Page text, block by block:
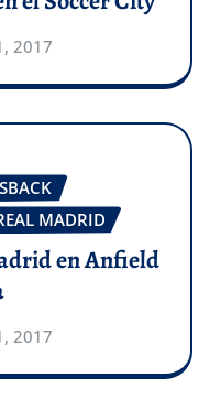
2017
MADRID
en Anfield
2017